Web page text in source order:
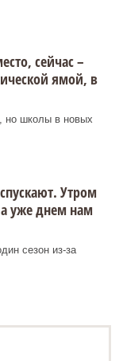
сейчас –
ямой, в
но школы в новых
Утром
уже днем нам
сезон из-за